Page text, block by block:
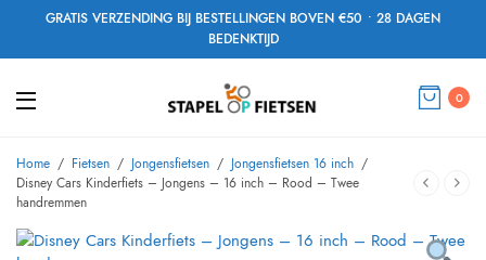
GRATIS VERZENDING BIJ BESTELLINGEN BOVEN €50 • 28 DAGEN
BEDENKTIJD
0
Home / Fietsen / Jongensfietsen / Jongensfietsen 16 inch /
Disney Cars Kinderfiets – Jongens – 16 inch – Rood – Twee
handremmen